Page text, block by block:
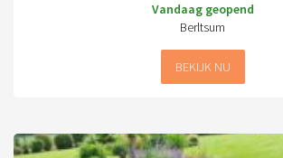
Vandaag geopend
Berltsum
BEKIJK NU